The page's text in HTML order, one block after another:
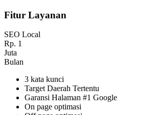
Fitur Layanan
SEO Local
Rp. 1
Juta
Bulan
3 kata kunci
Target Daerah Tertentu
Garansi Halaman #1 Google
On page optimasi